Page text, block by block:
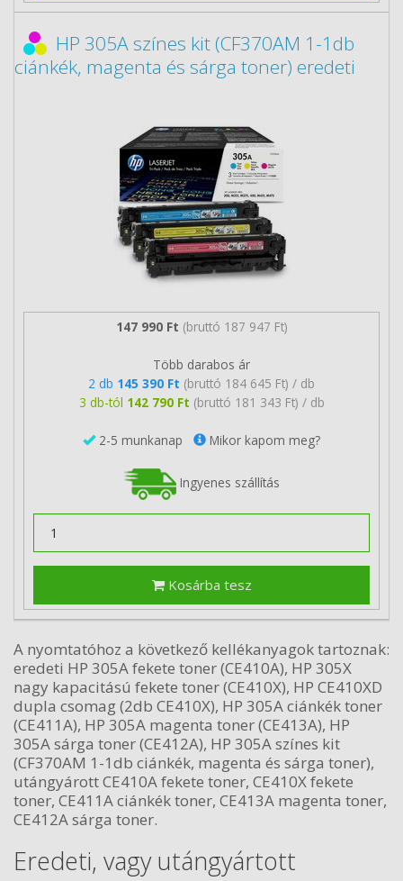
HP 305A színes kit (CF370AM 1-1db
ciánkék, magenta és sárga toner) eredeti
147 990 Ft (bruttó 187 947 Ft)
Több darabos ár
2 db 145 390 Ft (bruttó 184 645 Ft) / db
3 db-tól 142 790 Ft (bruttó 181 343 Ft) / db
2-5 munkanap Mikor kapom meg?
Ingyenes szállítás
Kosárba tesz
A nyomtatóhoz a következő kellékanyagok tartoznak:
eredeti HP 305A fekete toner (CE410A), HP 305X
nagy kapacitású fekete toner (CE410X), HP CE410XD
dupla csomag (2db CE410X), HP 305A ciánkék toner
(CE411A), HP 305A magenta toner (CE413A), HP
305A sárga toner (CE412A), HP 305A színes kit
(CF370AM 1-1db ciánkék, magenta és sárga toner),
utángyárott CE410A fekete toner, CE410X fekete
toner, CE411A ciánkék toner, CE413A magenta toner,
CE412A sárga toner.
Eredeti, vagy utángyártott